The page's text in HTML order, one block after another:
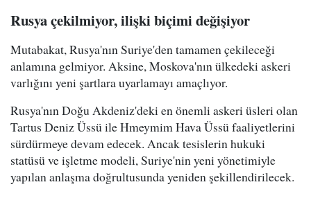
Rusya çekilmiyor, ilişki biçimi değişiyor
Mutabakat, Rusya'nın Suriye'den tamamen çekileceği
anlamına gelmiyor. Aksine, Moskova'nın ülkedeki askeri
varlığını yeni şartlara uyarlamayı amaçlıyor.
Rusya'nın Doğu Akdeniz'deki en önemli askeri üsleri olan
Tartus Deniz Üssü ile Hmeymim Hava Üssü faaliyetlerini
sürdürmeye devam edecek. Ancak tesislerin hukuki
statüsü ve işletme modeli, Suriye'nin yeni yönetimiyle
yapılan anlaşma doğrultusunda yeniden şekillendirilecek.